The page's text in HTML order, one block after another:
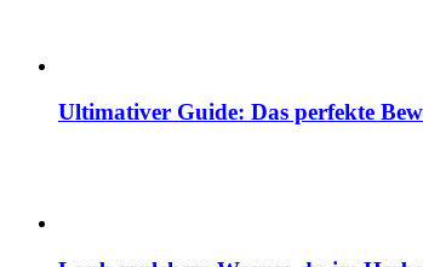
Ultimativer Guide: Das perfekte